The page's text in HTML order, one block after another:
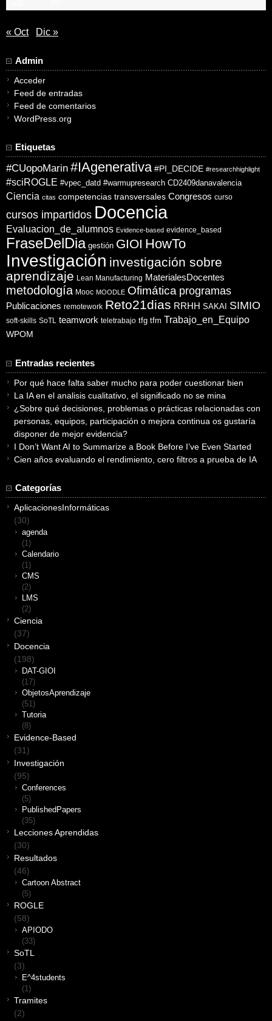
« Oct Dic »
Admin
Acceder
Feed de entradas
Feed de comentarios
WordPress.org
Etiquetas
#CUopoMarin #IAgenerativa #PI_DECIDE #researchhighlight
#sciROGLE #vpec_datd #warmupresearch CD2409danavalencia
Ciencia citas competencias transversales Congresos curso
cursos impartidos Docencia
Evaluacion_de_alumnos Evidence-based evidence_based
FraseDelDia gestión GIOI HowTo
Investigación investigación sobre
aprendizaje Lean Manufacturing MaterialesDocentes
metodología Mooc MOODLE Ofimática programas
Publicaciones remotework Reto21dias RRHH SAKAI SIMIO
soft-skills SoTL teamwork teletrabajo tfg tfm Trabajo_en_Equipo
WPOM
Entradas recientes
Por qué hace falta saber mucho para poder cuestionar bien
La IA en el analisis cualitativo, el significado no se mina
¿Sobre qué decisiones, problemas o prácticas relacionadas con
personas, equipos, participación o mejora continua os gustaría
disponer de mejor evidencia?
I Don’t Want AI to Summarize a Book Before I’ve Even Started
Cien años evaluando el rendimiento, cero filtros a prueba de IA
Categorías
AplicacionesInformáticas
(30)
agenda
(1)
Calendario
(1)
CMS
(2)
LMS
(2)
Ciencia
(37)
Docencia
(198)
DAT-GIOI
(17)
ObjetosAprendizaje
(51)
Tutoria
(8)
Evidence-Based
(31)
Investigación
(95)
Conferences
(5)
PublishedPapers
(35)
Lecciones Aprendidas
(30)
Resultados
(46)
Cartoon Abstract
(5)
ROGLE
(58)
APIODO
(33)
SoTL
(3)
E^4students
(1)
Tramites
(2)